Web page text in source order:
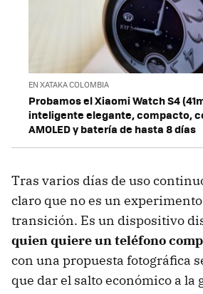
EN XATAKA COLOMBIA
Probamos el Xiaomi Watch S4
inteligente elegante, compacto,
AMOLED y batería de hasta 8 días
Tras varios días de uso
claro que no es un
transición. Es un dispositivo
quien quiere un teléfono
con una propuesta fotográfica
que dar el salto económico a la